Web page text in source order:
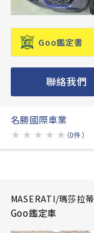
Goo鑑定書
聯絡我們
名勝國際車業
★ ★ ★ ★ ★ （0件）
MASERATI/瑪莎拉蒂
Goo鑑定車